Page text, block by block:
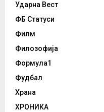
Ударна Вест
ФБ Статуси
Филм
Филозофија
Формула1
Фудбал
Храна
ХРОНИКА